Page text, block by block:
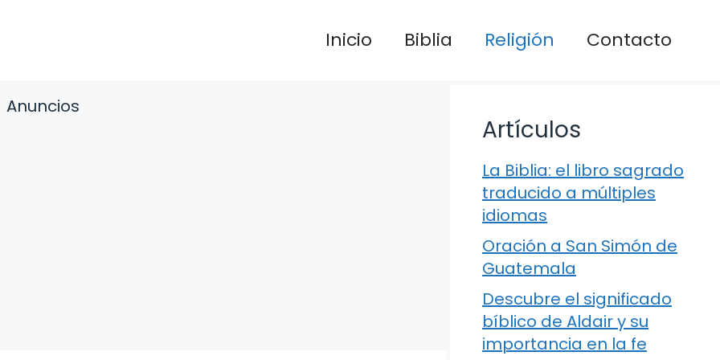
Inicio Biblia Religión Contacto
Anuncios
Artículos
La Biblia: el libro sagrado
traducido a múltiples
idiomas
Oración a San Simón de
Guatemala
Descubre el significado
bíblico de Aldair y su
importancia en la fe